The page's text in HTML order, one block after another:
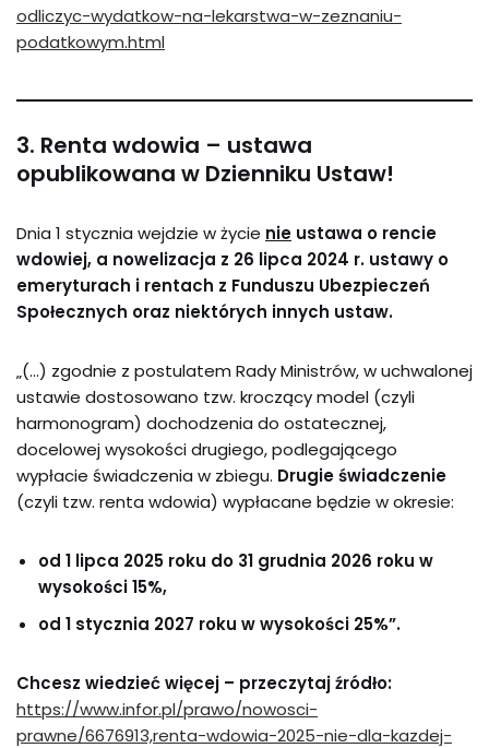
odliczyc-wydatkow-na-lekarstwa-w-zeznaniu-
podatkowym.html
3. Renta wdowia – ustawa
opublikowana w Dzienniku Ustaw!
Dnia 1 stycznia wejdzie w życie nie ustawa o rencie
wdowiej, a nowelizacja z 26 lipca 2024 r. ustawy o
emeryturach i rentach z Funduszu Ubezpieczeń
Społecznych oraz niektórych innych ustaw.
„(…) zgodnie z postulatem Rady Ministrów, w uchwalonej
ustawie dostosowano tzw. kroczący model (czyli
harmonogram) dochodzenia do ostatecznej,
docelowej wysokości drugiego, podlegającego
wypłacie świadczenia w zbiegu. Drugie świadczenie
(czyli tzw. renta wdowia) wypłacane będzie w okresie:
od 1 lipca 2025 roku do 31 grudnia 2026 roku w
wysokości 15%,
od 1 stycznia 2027 roku w wysokości 25%”.
Chcesz wiedzieć więcej – przeczytaj źródło:
https://www.infor.pl/prawo/nowosci-
prawne/6676913,renta-wdowia-2025-nie-dla-kazdej-